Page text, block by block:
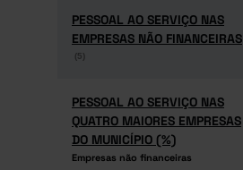
PESSOAL AO SERVIÇO NAS
EMPRESAS NÃO FINANCEIRAS
(5)
PESSOAL AO SERVIÇO NAS
EMPRESAS NÃO FINANCEIRAS
(5)
PESSOAL AO SERVIÇO NAS
QUATRO MAIORES EMPRESAS
DO MUNICÍPIO (%)
Empresas não financeiras
PESSOAL AO SERVIÇO NAS
QUATRO MAIORES EMPRESAS
DO MUNICÍPIO (%)
Empresas não financeiras